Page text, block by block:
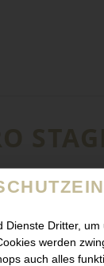
Dienste Dritter,
werden
auch alles